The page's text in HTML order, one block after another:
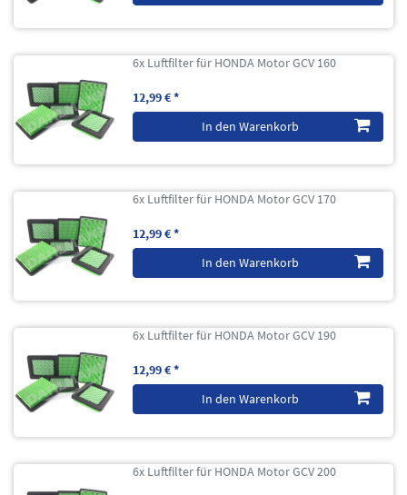
6x Luftfilter für HONDA Motor GCV 160
12,99 € *
In den Warenkorb
6x Luftfilter für HONDA Motor GCV 170
12,99 € *
In den Warenkorb
6x Luftfilter für HONDA Motor GCV 190
12,99 € *
In den Warenkorb
6x Luftfilter für HONDA Motor GCV 200